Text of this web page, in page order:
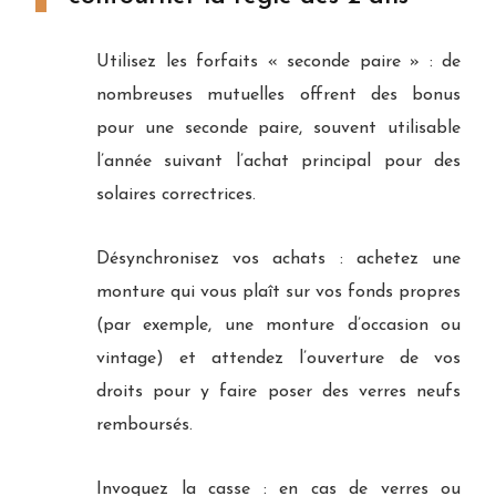
Utilisez les forfaits « seconde paire » : de
nombreuses mutuelles offrent des bonus
pour une seconde paire, souvent utilisable
l’année suivant l’achat principal pour des
solaires correctrices.
Désynchronisez vos achats : achetez une
monture qui vous plaît sur vos fonds propres
(par exemple, une monture d’occasion ou
vintage) et attendez l’ouverture de vos
droits pour y faire poser des verres neufs
remboursés.
Invoquez la casse : en cas de verres ou